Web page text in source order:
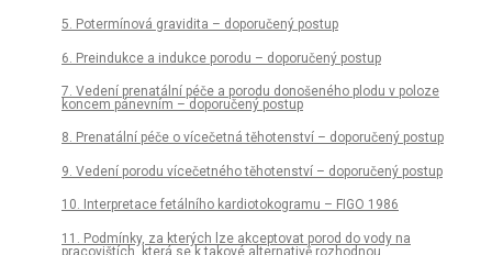
5. Potermínová gravidita – doporučený postup
6. Preindukce a indukce porodu – doporučený postup
7. Vedení prenatální péče a porodu donošeného plodu v poloze
koncem pánevním – doporučený postup
8. Prenatální péče o vícečetná těhotenství – doporučený postup
9. Vedení porodu vícečetného těhotenství – doporučený postup
10. Interpretace fetálního kardiotokogramu – FIGO 1986
11. Podmínky, za kterých lze akceptovat porod do vody na
pracovištích, která se k takové alternativě rozhodnou